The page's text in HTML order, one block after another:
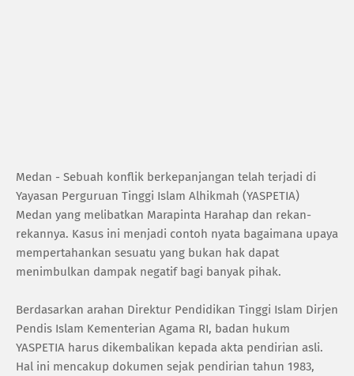
Medan - Sebuah konflik berkepanjangan telah terjadi di
Yayasan Perguruan Tinggi Islam Alhikmah (YASPETIA)
Medan yang melibatkan Marapinta Harahap dan rekan-
rekannya. Kasus ini menjadi contoh nyata bagaimana upaya
mempertahankan sesuatu yang bukan hak dapat
menimbulkan dampak negatif bagi banyak pihak.
Berdasarkan arahan Direktur Pendidikan Tinggi Islam Dirjen
Pendis Islam Kementerian Agama RI, badan hukum
YASPETIA harus dikembalikan kepada akta pendirian asli.
Hal ini mencakup dokumen sejak pendirian tahun 1983,